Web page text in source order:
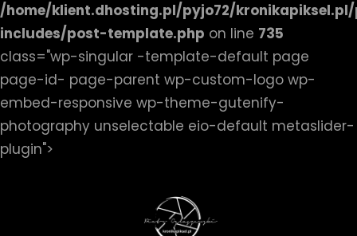
/home/klient.dhosting.pl/pyjo72/
includes/post-template.php on line 735
class="wp-singular -template-default page
page-id- page-parent wp-custom-logo wp-
embed-responsive wp-theme-gutenify-
photography unselectable eio-default metaslider-
plugin">